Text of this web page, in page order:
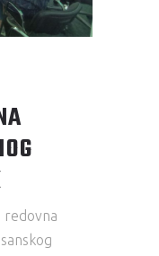
redovna